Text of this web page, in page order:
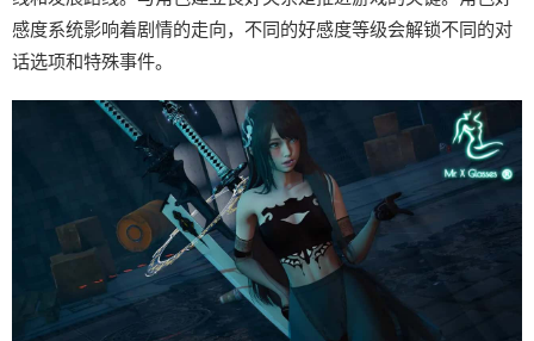
感度系统影响着剧情的走向，不同的好感度等级会解锁不同的对
话选项和特殊事件。